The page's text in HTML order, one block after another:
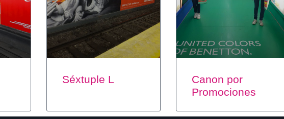
Séxtuple L
Canon por
Promociones